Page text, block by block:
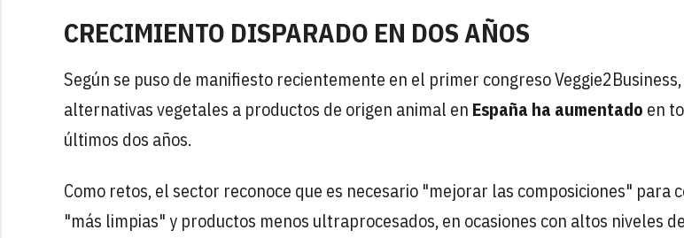
CRECIMIENTO DISPARADO EN DOS AÑOS
Según se puso de manifiesto recientemente en el primer congreso
alternativas vegetales a productos de origen animal en España ha aumentado en
últimos dos años.
Como retos, el sector reconoce que es necesario "mejorar las composiciones" para
"más limpias" y productos menos ultraprocesados, en ocasiones con altos niveles